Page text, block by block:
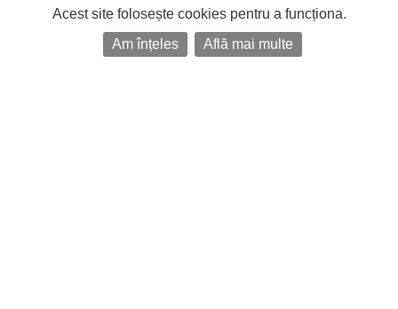
Acest site folosește cookies pentru a funcționa.
Am înțeles
Află mai multe